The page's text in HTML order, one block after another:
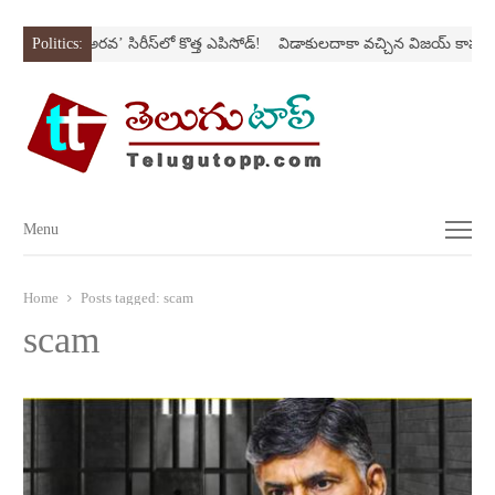
Politics:‘అర‌వ’ సిరీస్‌లో కొత్త ఎపిసోడ్‌! విడాకులదాకా వచ్చిన విజయ్‌ కాపురం
Menu
Menu
Home Posts tagged: scam
scam